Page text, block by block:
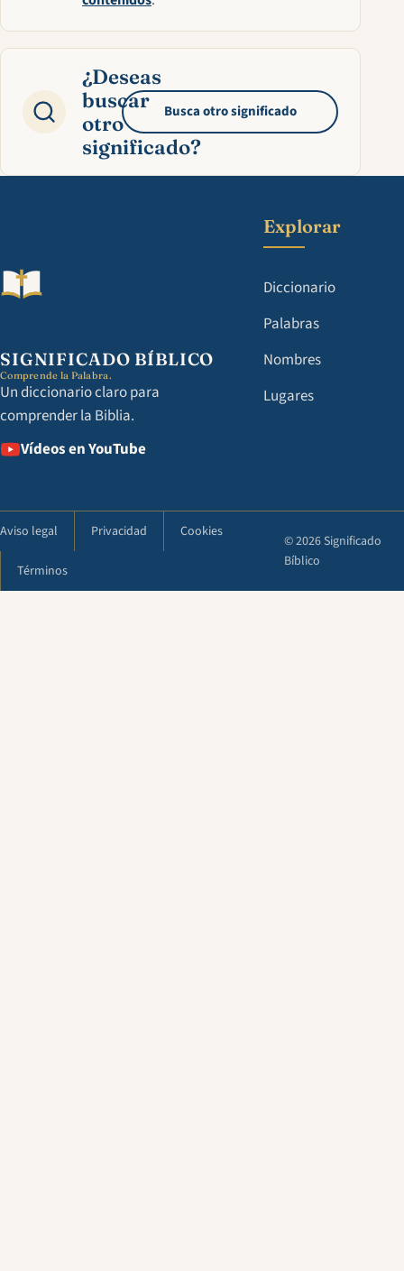
¿Deseas
buscar
otro
significado?
Busca otro significado
SIGNIFICADO BÍBLICO
Comprende la Palabra.
Un diccionario claro para
comprender la Biblia.
Vídeos en YouTube
Explorar
Diccionario
Palabras
Nombres
Lugares
Aviso legal Privacidad Cookies
Términos
© 2026 Significado
Bíblico